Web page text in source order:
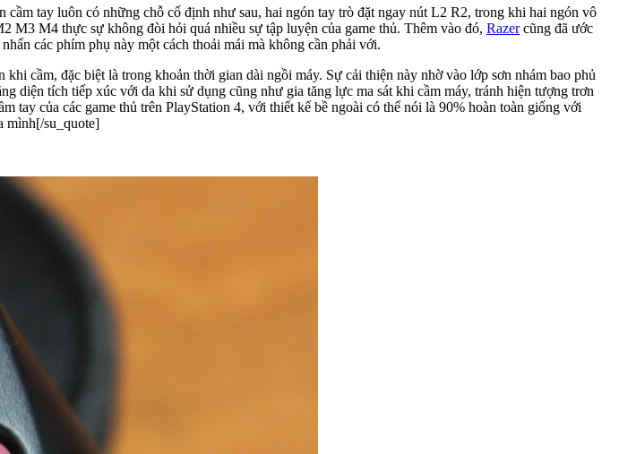
tay luôn có những chỗ cố định như sau, hai ngón tay trò đặt ngay nút L2 R2, trong khi hai ngón vô
M3 M4 thực sự không đòi hỏi quá nhiều sự tập luyện của game thủ. Thêm vào đó, Razercũng đã ước
các phím phụ này một cách thoải mái mà không cần phải với.
cầm, đặc biệt là trong khoản thời gian dài ngồi máy. Sự cải thiện này nhờ vào lớp sơn nhám bao phủ
diện tích tiếp xúc với da khi sử dụng cũng như gia tăng lực ma sát khi cầm máy, tránh hiện tượng trơn
tay của các game thủ trên PlayStation 4, với thiết kế bề ngoài có thể nói là 90% hoàn toàn giống với
mình[/su_quote]